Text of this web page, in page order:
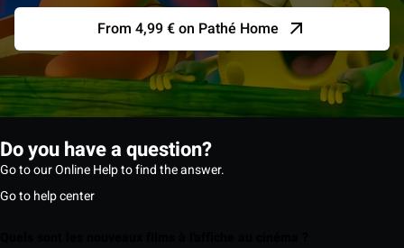
From 4,99 € on Pathé Home
Do you have a question?
Go to our Online Help to find the answer.
Go to help center